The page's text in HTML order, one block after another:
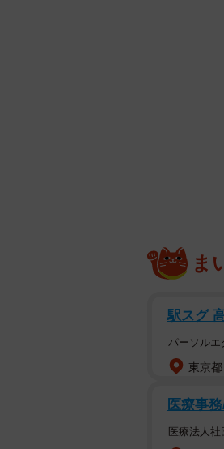
ま
駅スグ
パーソルエ
東京
医療事
医療法人